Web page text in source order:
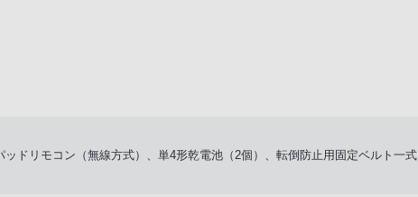
ドリモコン（無線方式）、単4形乾電池（2個）、転倒防止用固定ベルト一式